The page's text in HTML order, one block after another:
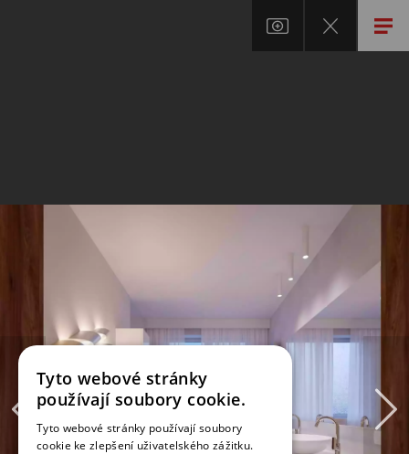
Tyto webové stránky
používají soubory cookie.
Tyto webové stránky používají soubory
cookie ke zlepšení uživatelského zážitku.